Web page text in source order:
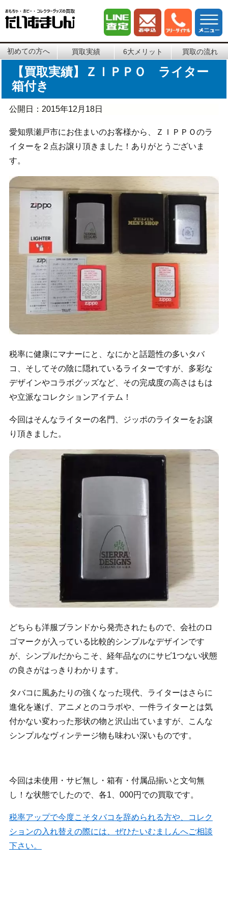
初めての方へ 買取実績 6大メリット 買取の流れ
【買取実績】ＺＩＰＰＯ ライター
箱付き
公開日： 2015年12月18日
愛知県瀬戸市にお住まいのお客様から、ＺＩＰＰＯのラ
イターを２点お譲り頂きました！ありがとうございま
す。
税率に健康にマナーにと、なにかと話題性の多いタバ
コ、そしてその陰に隠れているライターですが、多彩な
デザインやコラボグッズなど、その完成度の高さはもは
や立派なコレクションアイテム！
今回はそんなライターの名門、ジッポのライターをお譲
り頂きました。
どちらも洋服ブランドから発売されたもので、会社のロ
ゴマークが入っている比較的シンプルなデザインです
が、シンプルだからこそ、経年品なのにサビ1つない状態
の良さがはっきりわかります。
タバコに風あたりの強くなった現代、ライターはさらに
進化を遂げ、アニメとのコラボや、一件ライターとは気
付かない変わった形状の物と沢山出ていますが、こんな
シンプルなヴィンテージ物も味わい深いものです。
今回は未使用・サビ無し・箱有・付属品揃いと文句無
し！な状態でしたので、各1、000円での買取です。
税率アップで今度こそタバコを辞められる方や、コレク
ションの入れ替えの際には、ぜひたいむましんへご相談
下さい。